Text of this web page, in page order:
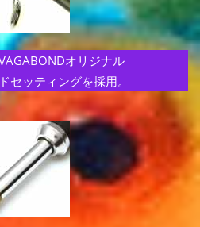
オリジナル
セッティングを採用。